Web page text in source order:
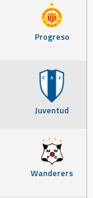
Progreso
Juventud
Wanderers